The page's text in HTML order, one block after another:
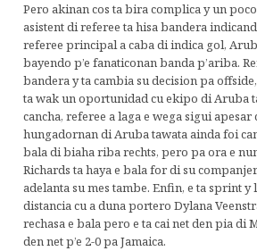
Pero akinan cos ta bira complica y un
asistent di referee ta hisa bandera
referee principal a caba di indica gol,
bayendo p’e fanaticonan banda p’ariba.
bandera y ta cambia su decision pa
ta wak un oportunidad cu ekipo di Aruba
cancha, referee a laga e wega sigui apesar
hungadornan di Aruba tawata ainda foi
bala di biaha riba rechts, pero pa ora e
Richards ta haya e bala for di su
adelanta su mes tambe. Enfin, e ta sprint
distancia cu a duna portero Dylana
rechasa e bala pero e ta cai net den pia di
den net p’e 2-0 pa Jamaica.